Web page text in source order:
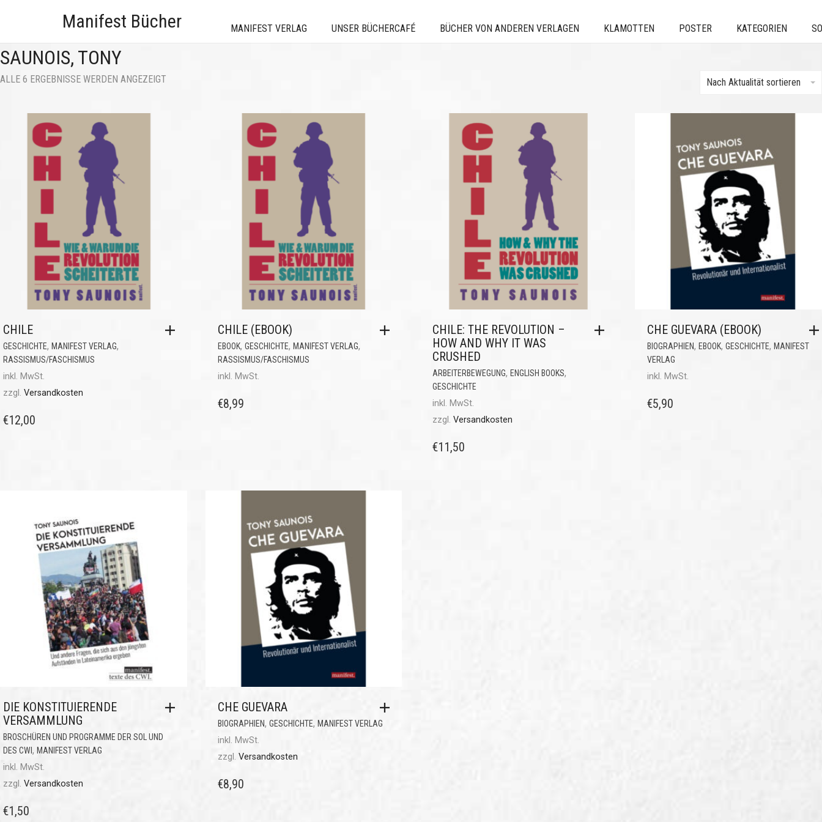
Manifest Bücher MANIFEST VERLAG UNSER BÜCHERCAFÉ BÜCHER VON ANDEREN VERLAGEN KLAMOTTEN POSTER KATEGORIEN
SAUNOIS, TONY
ALLE 6 ERGEBNISSE WERDEN ANGEZEIGT Nach Aktualität sortieren
CHILE
GESCHICHTE, MANIFEST VERLAG,
RASSISMUS/FASCHISMUS
inkl. MwSt.
zzgl. Versandkosten
€12,00
CHILE (EBOOK)
EBOOK, GESCHICHTE, MANIFEST VERLAG,
RASSISMUS/FASCHISMUS
inkl. MwSt.
€8,99
CHILE: THE REVOLUTION –
HOW AND WHY IT WAS
CRUSHED
ARBEITERBEWEGUNG, ENGLISH BOOKS,
GESCHICHTE
inkl. MwSt.
zzgl. Versandkosten
€11,50
CHE GUEVARA (EBOOK)
BIOGRAPHIEN, EBOOK, GESCHICHTE, MANIFEST
VERLAG
inkl. MwSt.
€5,90
DIE KONSTITUIERENDE
VERSAMMLUNG
BROSCHÜREN UND PROGRAMME DER SOL UND
DES CWI, MANIFEST VERLAG
inkl. MwSt.
zzgl. Versandkosten
€1,50
CHE GUEVARA
BIOGRAPHIEN, GESCHICHTE, MANIFEST VERLAG
inkl. MwSt.
zzgl. Versandkosten
€8,90